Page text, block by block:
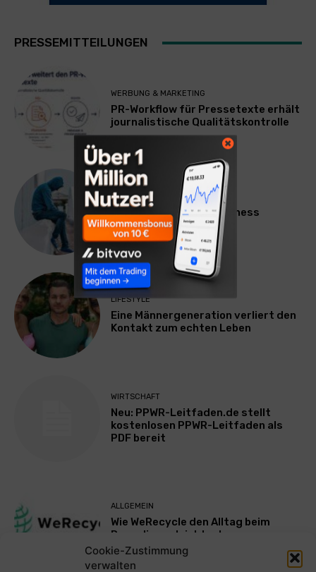
Cookie-Zustimmung
verwalten
PRESSEMITTEILUNGEN
WERBUNG & MARKETING
PR-Workflow für Pressetexte erhält
journalistische Qualitätskontrolle
LIFESTYLE
Mateo Diem: Male Loneliness
Epidemic
LIFESTYLE
Eine Männergeneration verliert den
Kontakt zum echten Leben
WIRTSCHAFT
Neu: PPWR-Leitfaden.de stellt
kostenlosen PPWR-Leitfaden als
PDF bereit
ALLGEMEIN
Wie WeRecycle den Alltag beim
Recycling erleichtert